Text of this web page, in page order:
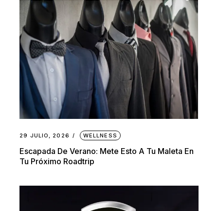
29 JULIO, 2026 WELLNESS
Escapada De Verano: Mete Esto A Tu Maleta En
Tu Próximo Roadtrip